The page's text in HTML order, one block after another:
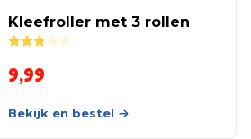
Kleefroller met 3 rollen
Rated
9,99
Bekijk en bestel